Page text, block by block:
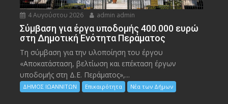
4 Αυγούστου 2026 admin admin
Σύμβαση για έργα υποδομής 400.000 ευρώ
στη Δημοτική Ενότητα Περάματος
Τη σύμβαση για την υλοποίηση του έργου
«Αποκατάσταση, βελτίωση και επέκταση έργων
υποδομής στη Δ.Ε. Περάματος»,...
ΔΗΜΟΣ ΙΩΑΝΝΙΤΩΝ Επικαιρότητα Νέα των Δήμων